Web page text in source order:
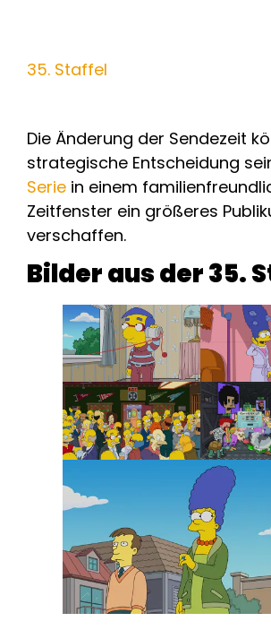
35. Staffel
Die Änderung der Sendezeit
strategische Entscheidung
Serie in einem
Zeitfenster ein größeres
verschaffen.
Bilder aus der 35.